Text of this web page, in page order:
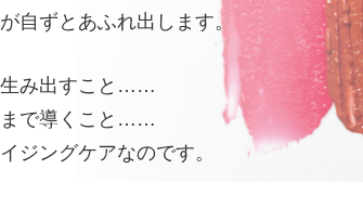
自ずとあふれ出します。
生み出すこと……
まで導くこと……
ジングケアなのです。